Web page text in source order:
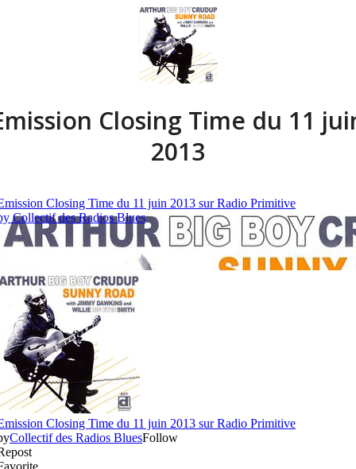
Closing Time du 11
2013